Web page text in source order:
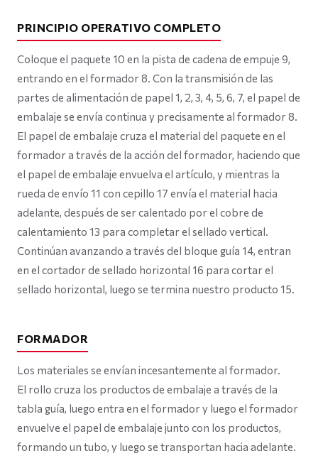
PRINCIPIO OPERATIVO COMPLETO
Coloque el paquete 10 en la pista de cadena de empuje 9,
entrando en el formador 8. Con la transmisión de las
partes de alimentación de papel 1, 2, 3, 4, 5, 6, 7, el papel de
embalaje se envía continua y precisamente al formador 8.
El papel de embalaje cruza el material del paquete en el
formador a través de la acción del formador, haciendo que
el papel de embalaje envuelva el artículo, y mientras la
rueda de envío 11 con cepillo 17 envía el material hacia
adelante, después de ser calentado por el cobre de
calentamiento 13 para completar el sellado vertical.
Continúan avanzando a través del bloque guía 14, entran
en el cortador de sellado horizontal 16 para cortar el
sellado horizontal, luego se termina nuestro producto 15.
FORMADOR
Los materiales se envían incesantemente al formador.
El rollo cruza los productos de embalaje a través de la
tabla guía, luego entra en el formador y luego el formador
envuelve el papel de embalaje junto con los productos,
formando un tubo, y luego se transportan hacia adelante.